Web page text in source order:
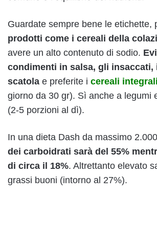
Guardate sempre bene le etichette,
prodotti come i cereali della
avere un alto contenuto di sodio.
condimenti in salsa, gli insaccati,
scatola e preferite i cereali integrali
giorno da 30 gr). Sì anche a legumi
(2-5 porzioni al dì).
In una dieta Dash da massimo
dei carboidrati sarà del 55%
di circa il 18%. Altrettanto elevato
grassi buoni (intorno al 27%).